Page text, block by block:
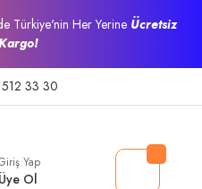
Türkiye'nin Her Yerine Ücretsiz
33 30
Yap
Üye Ol